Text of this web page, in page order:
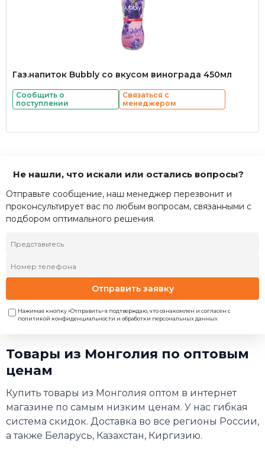
Газ.напиток Bubbly со вкусом винограда 450мл
Сообщить о
поступлении
Связаться с
менеджером
Не нашли, что искали или остались вопросы?
Отправьте сообщение, наш менеджер перезвонит и
проконсультирует вас по любым вопросам, связанными с
подбором оптимального решения.
Отправить заявку
Нажимая кнопку «Отправить» я подтверждаю, что ознакомлен и согласен с
политикой конфиденциальности и обработки персональных данных
Товары из Монголия по оптовым
ценам
Купить товары из Монголия оптом в интернет
магазине по самым низким ценам. У нас гибкая
система скидок. Доставка во все регионы России,
а также Беларусь, Казахстан, Киргизию.